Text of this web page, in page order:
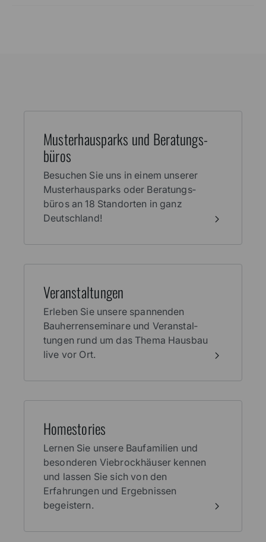
Muster­haus­parks und Beratungs­
büros
Besuchen Sie uns in einem unserer
Muster­haus­parks oder Beratungs­
büros an 18 Stand­orten in ganz
Deutschland!
Veran­stal­tungen
Erleben Sie unsere spannenden
Bauherren­seminare und Veranstal­
tungen rund um das Thema Haus­bau
live vor Ort.
Home­stories
Lernen Sie unsere Baufamilien und
besonderen Viebrockhäuser kennen
und lassen Sie sich von den
Erfahrungen und Ergebnissen
begeistern.